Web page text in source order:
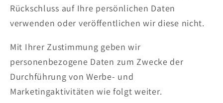
Rückschluss auf Ihre persönlichen Daten
verwenden oder veröffentlichen wir diese nicht.
Mit Ihrer Zustimmung geben wir
personenbezogene Daten zum Zwecke der
Durchführung von Werbe- und
Marketingaktivitäten wie folgt weiter.